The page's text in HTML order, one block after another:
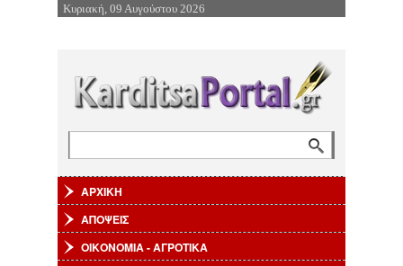
Επιστροφή στην Πλοήγηση
Κυριακή, 09 Αυγούστου 2026
ΑΡΧΙΚΗ
ΑΠΟΨΕΙΣ
ΟΙΚΟΝΟΜΙΑ - ΑΓΡΟΤΙΚΑ